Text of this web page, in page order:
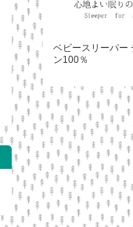
ベビースリーパー
ン100％